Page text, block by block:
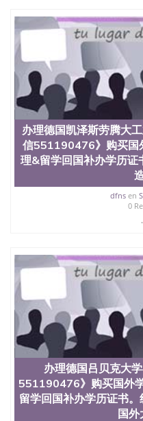
办理德国凯泽斯劳腾大
信551190476》购买国
理&留学回国补办学历证
dfnsen
0
办理德国吕贝克大
551190476》购买国外
留学回国补办学历证书
国外